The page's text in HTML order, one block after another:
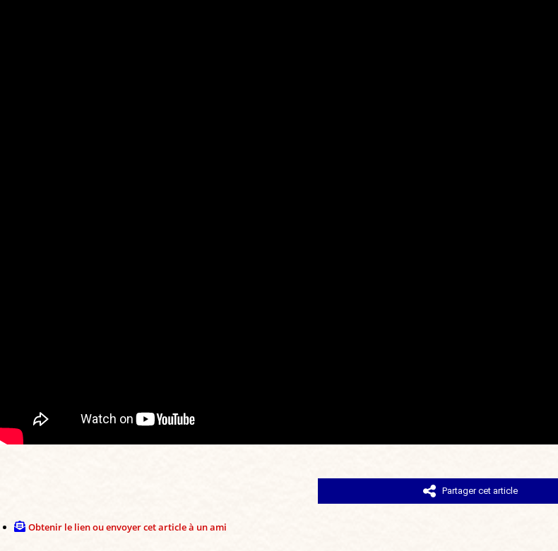
Partager cet article
Obtenir le lien ou envoyer cet article à un ami